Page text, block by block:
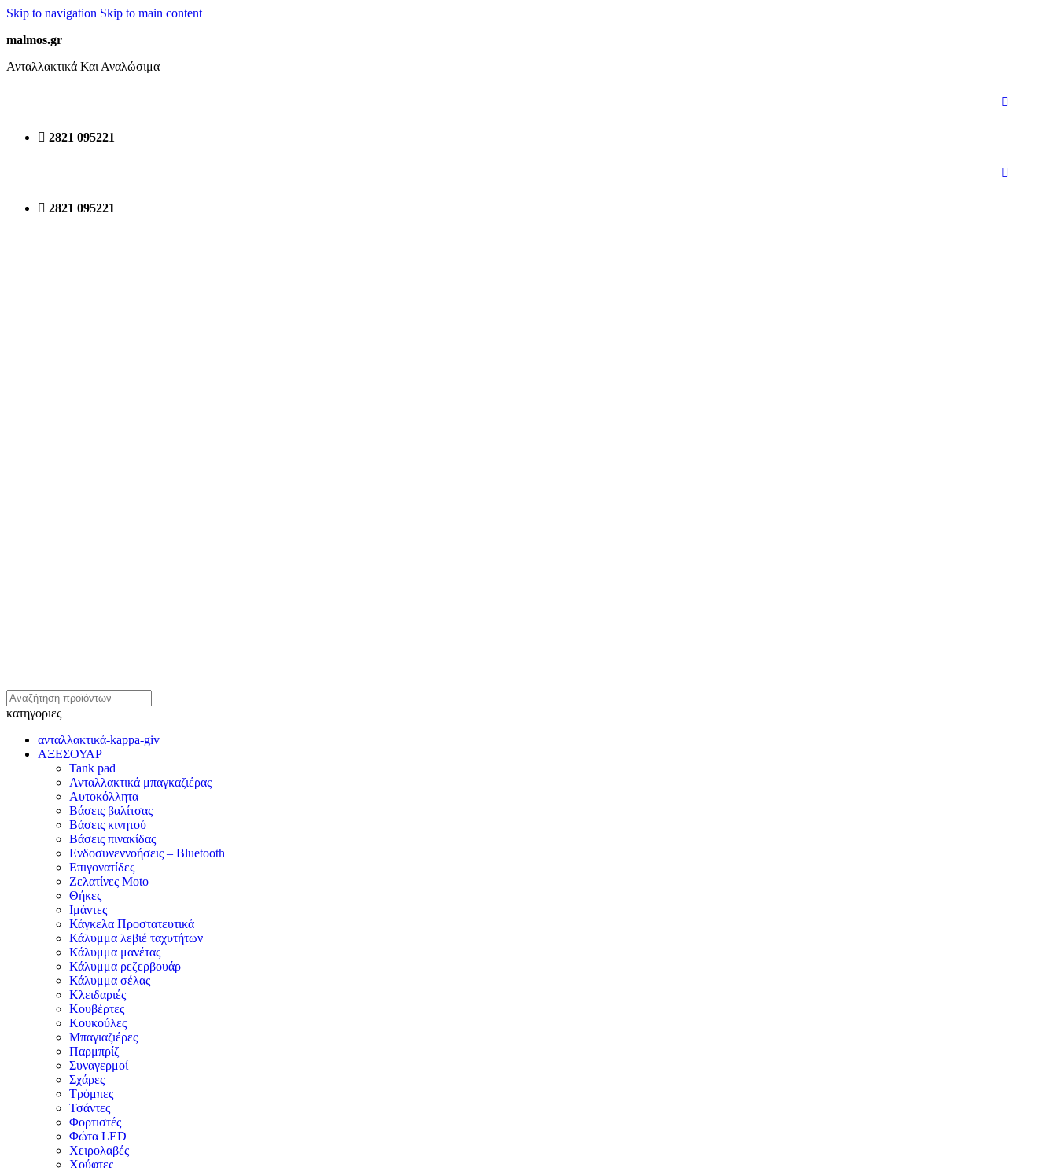
Skip to navigation Skip to main content
malmos.gr
Ανταλλακτικά Και Αναλώσιμα
2821 095221
2821 095221
κατηγοριες
ανταλλακτικά-kappa-giv
ΑΞΕΣΟΥΑΡ
Tank pad
Ανταλλακτικά μπαγκαζιέρας
Αυτοκόλλητα
Βάσεις βαλίτσας
Βάσεις κινητού
Βάσεις πινακίδας
Ενδοσυνεννοήσεις – Bluetooth
Επιγονατίδες
Ζελατίνες Moto
Θήκες
Ιμάντες
Κάγκελα Προστατευτικά
Κάλυμμα λεβιέ ταχυτήτων
Κάλυμμα μανέτας
Κάλυμμα ρεζερβουάρ
Κάλυμμα σέλας
Κλειδαριές
Κουβέρτες
Κουκούλες
Μπαγιαζιέρες
Παρμπρίζ
Συναγερμοί
Σχάρες
Τρόμπες
Τσάντες
Φορτιστές
Φώτα LED
Χειρολαβές
Χούφτες